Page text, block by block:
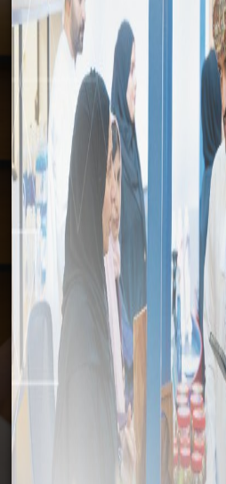
الأخبار